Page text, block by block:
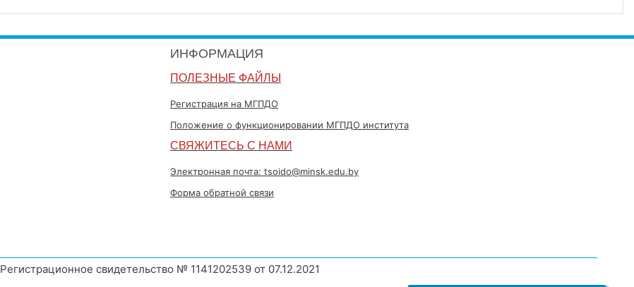
ИНФОРМАЦИЯ
ПОЛЕЗНЫЕ ФАЙЛЫ
Регистрация на МГПДО
Положение о функционировании МГПДО института
СВЯЖИТЕСЬ С НАМИ
Электронная почта: tsoido@minsk.edu.by
Форма обратной связи
Регистрационное свидетельство № 1141202539 от 07.12.2021